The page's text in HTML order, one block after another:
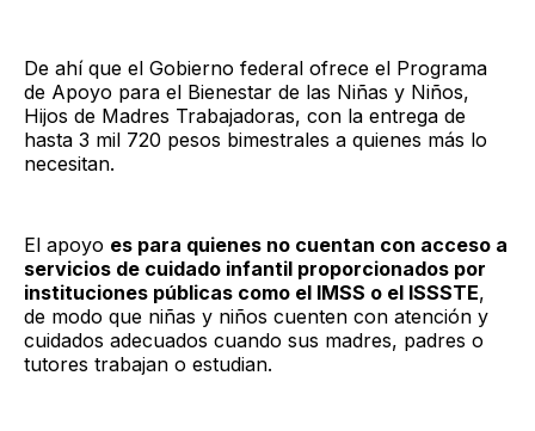
De ahí que el Gobierno federal ofrece el Programa
de Apoyo para el Bienestar de las Niñas y Niños,
Hijos de Madres Trabajadoras, con la entrega de
hasta 3 mil 720 pesos bimestrales a quienes más lo
necesitan.
El apoyo es para quienes no cuentan con acceso a
servicios de cuidado infantil proporcionados por
instituciones públicas como el IMSS o el ISSSTE,
de modo que niñas y niños cuenten con atención y
cuidados adecuados cuando sus madres, padres o
tutores trabajan o estudian.